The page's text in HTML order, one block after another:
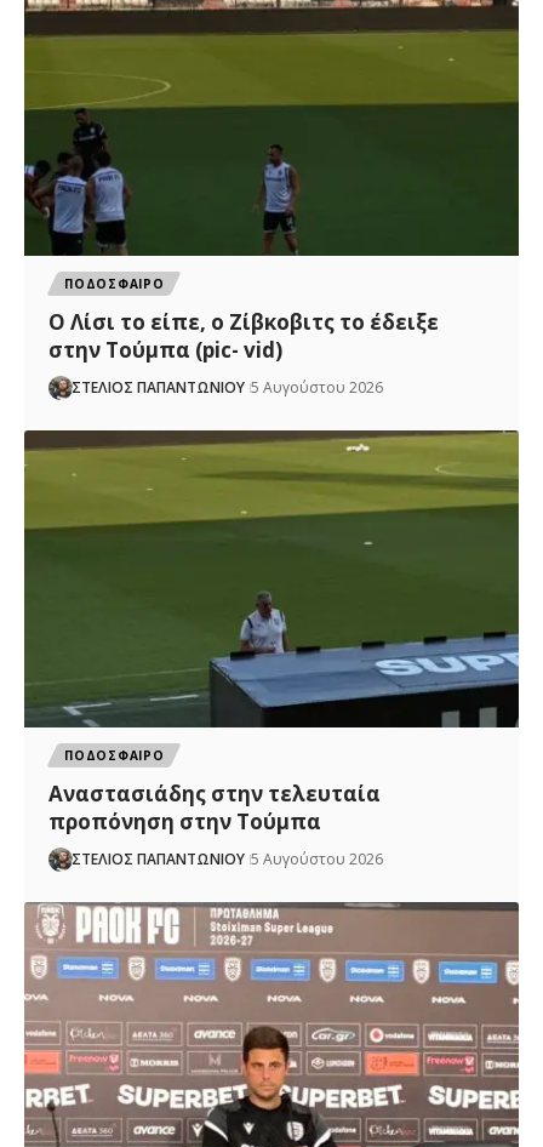
ΠΟΔΟΣΦΑΙΡΟ
Ο Λίσι το είπε, ο Ζίβκοβιτς το έδειξε
στην Τούμπα (pic- vid)
ΣΤΕΛΙΟΣ ΠΑΠΑΝΤΩΝΙΟΥ 5 Αυγούστου 2026
ΠΟΔΟΣΦΑΙΡΟ
Αναστασιάδης στην τελευταία
προπόνηση στην Τούμπα
ΣΤΕΛΙΟΣ ΠΑΠΑΝΤΩΝΙΟΥ 5 Αυγούστου 2026